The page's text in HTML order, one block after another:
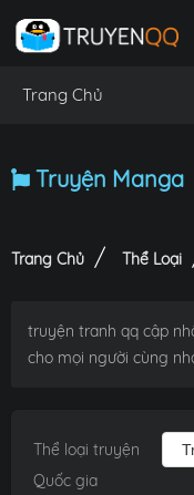
Trang Chủ
Truyện Manga
Trang Chủ Thể Loại
truyện tranh qq cập
cho mọi người cùng
Thể loại truyện
Quốc gia